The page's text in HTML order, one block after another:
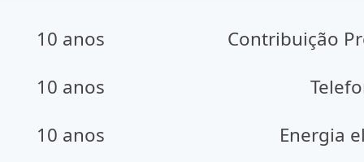
10 anos
Contribuição
10 anos
10 anos
Energia